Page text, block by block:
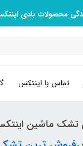
محصولات بادی
تماس با اینتکس
تشک ماشین